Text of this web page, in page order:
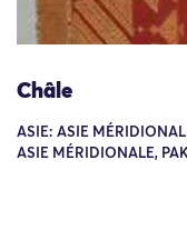
Châle
ASIE: ASIE
ASIE MÉRIDIONALE,